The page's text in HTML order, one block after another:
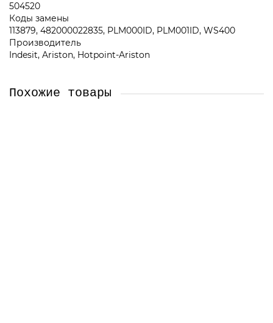
504520
Коды замены
113879, 482000022835, PLM000ID, PLM001ID, WS400
Производитель
Indesit, Ariston, Hotpoint-Ariston
Похожие товары